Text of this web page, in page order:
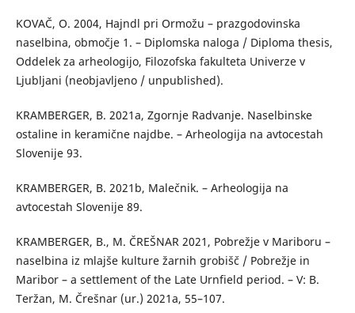
KOVAČ, O. 2004, Hajndl pri Ormožu – prazgodovinska
naselbina, območje 1. – Diplomska naloga / Diploma thesis,
Oddelek za arheologijo, Filozofska fakulteta Univerze v
Ljubljani (neobjavljeno / unpublished).
KRAMBERGER, B. 2021a, Zgornje Radvanje. Naselbinske
ostaline in keramične najdbe. – Arheologija na avtocestah
Slovenije 93.
KRAMBERGER, B. 2021b, Malečnik. – Arheologija na
avtocestah Slovenije 89.
KRAMBERGER, B., M. ČREŠNAR 2021, Pobrežje v Mariboru –
naselbina iz mlajše kulture žarnih grobišč / Pobrežje in
Maribor – a settlement of the Late Urnfield period. – V: B.
Teržan, M. Črešnar (ur.) 2021a, 55–107.